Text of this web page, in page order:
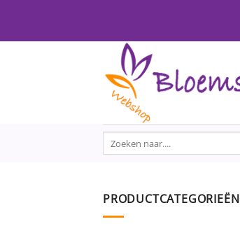
inhoud
Zoeken
naar:
PRODUCTCATEGORIEËN